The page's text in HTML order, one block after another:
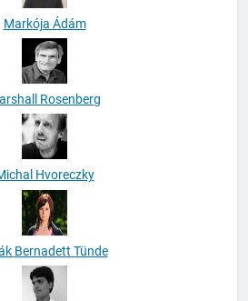
Markója Ádám
Rosenberg
Hvoreczky
Bernadett Tünde